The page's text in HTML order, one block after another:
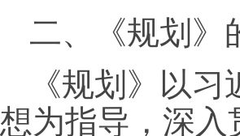
二、《规划》
《规划》以
想为指导，深